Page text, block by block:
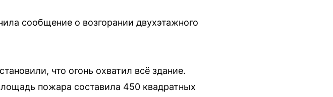
сообщение о возгорании двухэтажного
что огонь охватил всё здание.
пожара составила 450 квадратных